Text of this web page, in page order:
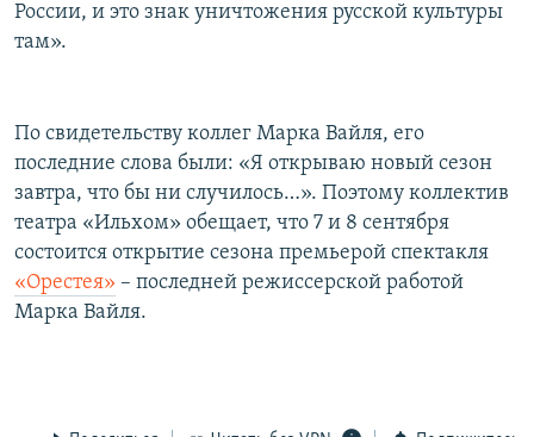
России, и это знак уничтожения русской культуры
там».
По свидетельству коллег Марка Вайля, его
последние слова были: «Я открываю новый сезон
завтра, что бы ни случилось…». Поэтому коллектив
театра «Ильхом» обещает, что 7 и 8 сентября
состоится открытие сезона премьерой спектакля
«Орестея» – последней режиссерской работой
Марка Вайля.